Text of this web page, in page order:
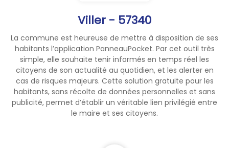
Viller - 57340
La commune est heureuse de mettre à disposition de ses
habitants l’application PanneauPocket. Par cet outil très
simple, elle souhaite tenir informés en temps réel les
citoyens de son actualité au quotidien, et les alerter en
cas de risques majeurs. Cette solution gratuite pour les
habitants, sans récolte de données personnelles et sans
publicité, permet d’établir un véritable lien privilégié entre
le maire et ses citoyens.